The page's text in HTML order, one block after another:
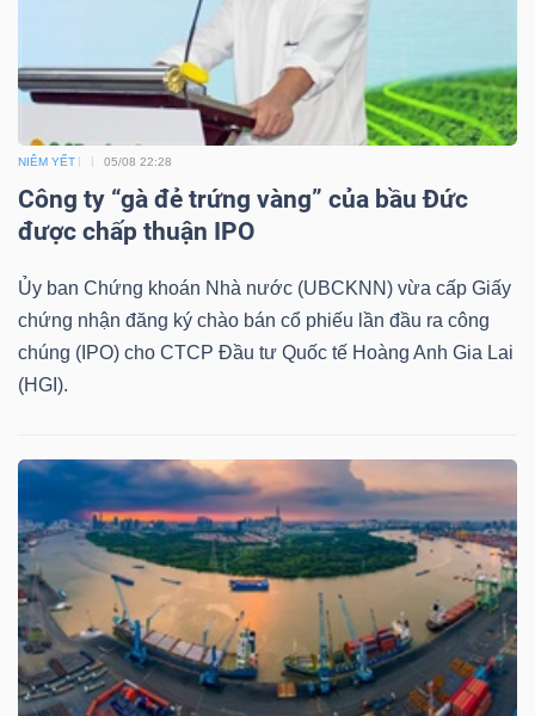
NIÊM YẾT 05/08 22:28
Công ty “gà đẻ trứng vàng” của bầu Đức
được chấp thuận IPO
Ủy ban Chứng khoán Nhà nước (UBCKNN) vừa cấp Giấy
chứng nhận đăng ký chào bán cổ phiếu lần đầu ra công
chúng (IPO) cho CTCP Đầu tư Quốc tế Hoàng Anh Gia Lai
(HGI).
PHIẾU
CÔNG
CỤ
TƯ
TRUY
DỮ
Ngành
(-)
VS-
SECTOR